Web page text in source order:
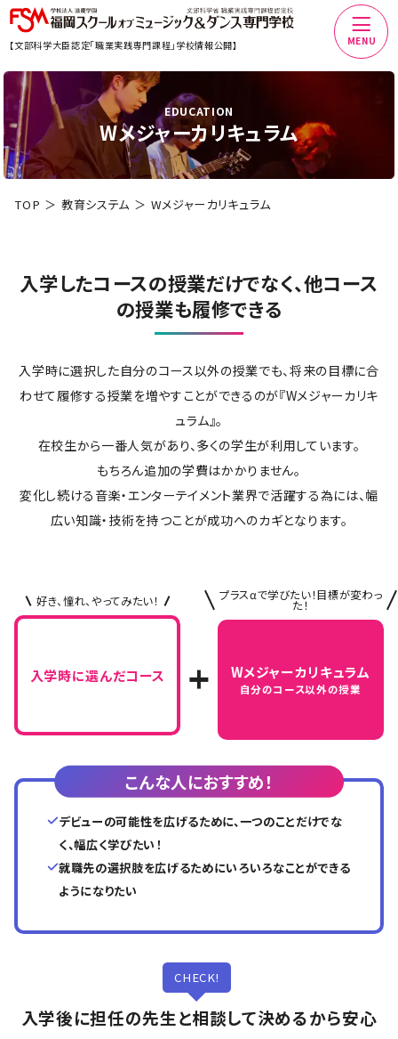
【文部科学大臣認定「職業実践専門課程」学校情報公開】 MENU
EDUCATION
Wメジャーカリキュラム
TOP 教育システム Wメジャーカリキュラム
入学したコースの授業だけでなく、他コース
の授業も履修できる
入学時に選択した自分のコース以外の授業でも、将来の目標に合
わせて履修する授業を増やすことができるのが『Wメジャーカリキ
ュラム』。
在校生から一番人気があり、多くの学生が利用しています。
もちろん追加の学費はかかりません。
変化し続ける音楽・エンターテイメント業界で活躍する為には、幅
広い知識・技術を持つことが成功へのカギとなります。
好き、憧れ、やってみたい！
入学時に選んだコース
プラスαで学びたい！目標が変わっ
た！
Wメジャーカリキュラム
自分のコース以外の授業
こんな人におすすめ！
デビューの可能性を広げるために、一つのことだけでな
く、幅広く学びたい！
就職先の選択肢を広げるためにいろいろなことができる
ようになりたい
CHECK!
入学後に担任の先生と相談して決めるから安心